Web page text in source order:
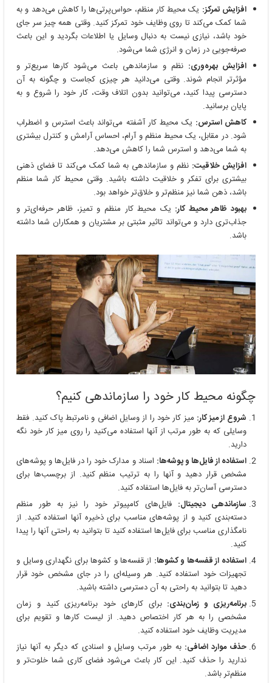
افزایش تمرکز: یک محیط کار منظم، حواس‌پرتی‌ها را کاهش می‌دهد و به
شما کمک می‌کند تا روی وظایف خود تمرکز کنید. وقتی همه چیز سر جای
خود باشد، نیازی نیست به دنبال وسایل یا اطلاعات بگردید و این باعث
صرفه‌جویی در زمان و انرژی شما می‌شود.
افزایش بهره‌وری: نظم و سازماندهی باعث می‌شود کارها سریع‌تر و
مؤثرتر انجام شوند. وقتی می‌دانید هر چیزی کجاست و چگونه به آن
دسترسی پیدا کنید، می‌توانید بدون اتلاف وقت، کار خود را شروع و به
پایان برسانید.
کاهش استرس: یک محیط کار آشفته می‌تواند باعث استرس و اضطراب
شود. در مقابل، یک محیط منظم و آرام، احساس آرامش و کنترل بیشتری
به شما می‌دهد و استرس شما را کاهش می‌دهد.
افزایش خلاقیت: نظم و سازماندهی به شما کمک می‌کند تا فضای ذهنی
بیشتری برای تفکر و خلاقیت داشته باشید. وقتی محیط کار شما منظم
باشد، ذهن شما نیز منظم‌تر و خلاق‌تر خواهد بود.
بهبود ظاهر محیط کار: یک محیط کار منظم و تمیز، ظاهر حرفه‌ای‌تر و
جذاب‌تری دارد و می‌تواند تاثیر مثبتی بر مشتریان و همکاران شما داشته
باشد.
چگونه محیط کار خود را سازماندهی کنیم؟
شروع از میز کار: میز کار خود را از وسایل اضافی و نامرتبط پاک کنید. فقط
وسایلی که به طور مرتب از آنها استفاده می‌کنید را روی میز کار خود نگه
دارید.
استفاده از فایل‌ها و پوشه‌ها: اسناد و مدارک خود را در فایل‌ها و پوشه‌های
مشخص قرار دهید و آنها را به ترتیب منظم کنید. از برچسب‌ها برای
دسترسی آسان‌تر به فایل‌ها استفاده کنید.
سازماندهی دیجیتال: فایل‌های کامپیوتر خود را نیز به طور منظم
دسته‌بندی کنید و از پوشه‌های مناسب برای ذخیره آنها استفاده کنید. از
نامگذاری مناسب برای فایل‌ها استفاده کنید تا بتوانید به راحتی آنها را پیدا
کنید.
استفاده از قفسه‌ها و کشوها: از قفسه‌ها و کشوها برای نگهداری وسایل و
تجهیزات خود استفاده کنید. هر وسیله‌ای را در جای مشخص خود قرار
دهید تا بتوانید به راحتی به آن دسترسی داشته باشید.
برنامه‌ریزی و زمان‌بندی: برای کارهای خود برنامه‌ریزی کنید و زمان
مشخصی را به هر کار اختصاص دهید. از لیست کارها و تقویم برای
مدیریت وظایف خود استفاده کنید.
حذف موارد اضافی: به طور مرتب وسایل و اسنادی که دیگر به آنها نیاز
ندارید را حذف کنید. این کار باعث می‌شود فضای کاری شما خلوت‌تر و
منظم‌تر باشد.